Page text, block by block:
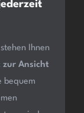
Ihnen
zur Ansicht
bequem